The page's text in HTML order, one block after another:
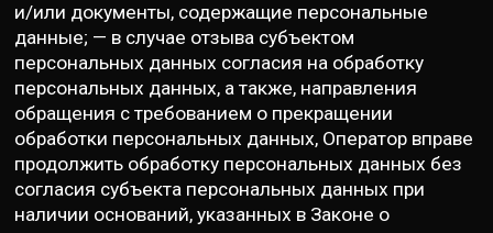
и/или документы, содержащие персональные
данные; — в случае отзыва субъектом
персональных данных согласия на обработку
персональных данных, а также, направления
обращения с требованием о прекращении
обработки персональных данных, Оператор вправе
продолжить обработку персональных данных без
согласия субъекта персональных данных при
наличии оснований, указанных в Законе о